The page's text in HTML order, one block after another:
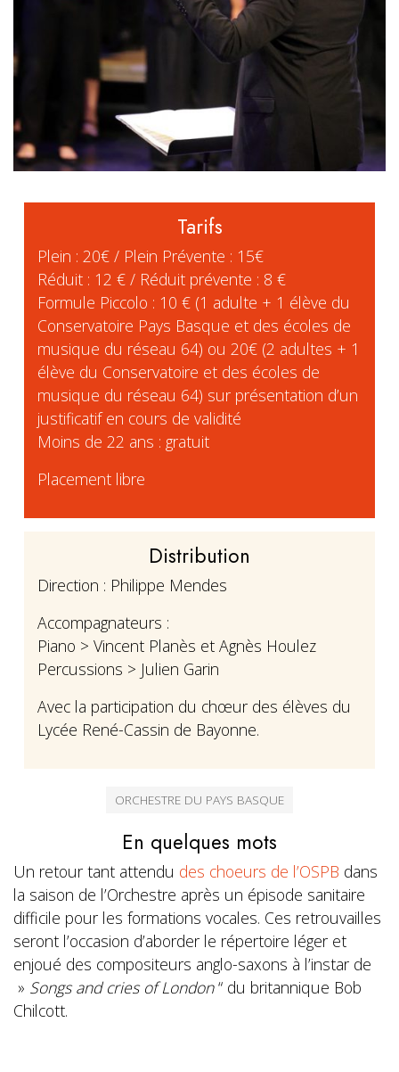
Tarifs
Plein : 20€ / Plein Prévente : 15€
Réduit : 12 € / Réduit prévente : 8 €
Formule Piccolo : 10 € (1 adulte + 1 élève du
Conservatoire Pays Basque et des écoles de
musique du réseau 64) ou 20€ (2 adultes + 1
élève du Conservatoire et des écoles de
musique du réseau 64) sur présentation d’un
justificatif en cours de validité
Moins de 22 ans : gratuit
Placement libre
Distribution
Direction : Philippe Mendes
Accompagnateurs :
Piano > Vincent Planès et Agnès Houlez
Percussions > Julien Garin
Avec la participation du chœur des élèves du
Lycée René-Cassin de Bayonne.
ORCHESTRE DU PAYS BASQUE
En quelques mots
Un retour tant attendu des choeurs de l’OSPB dans
la saison de l’Orchestre après un épisode sanitaire
difficile pour les formations vocales. Ces retrouvailles
seront l’occasion d’aborder le répertoire léger et
enjoué des compositeurs anglo-saxons à l’instar de
» Songs and cries of London“ du britannique Bob
Chilcott.